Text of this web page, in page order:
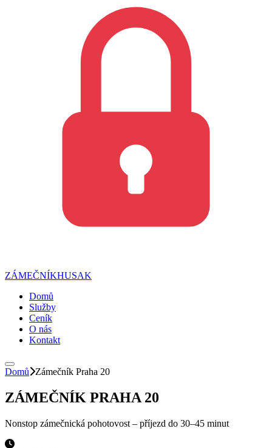
ZÁMEČNÍKHUSAK
Domů
Služby
Ceník
O nás
Kontakt
Domů Zámečník Praha 20
ZÁMEČNÍK PRAHA 20
Nonstop zámečnická pohotovost – příjezd do 30–45 minut